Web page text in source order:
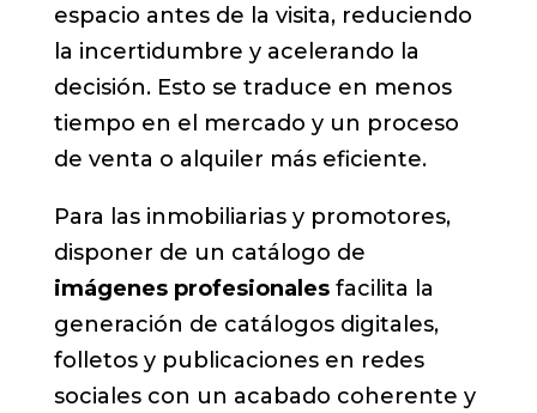
espacio antes de la visita, reduciendo
la incertidumbre y acelerando la
decisión. Esto se traduce en menos
tiempo en el mercado y un proceso
de venta o alquiler más eficiente.
Para las inmobiliarias y promotores,
disponer de un catálogo de
imágenes profesionalesfacilita la
generación de catálogos digitales,
folletos y publicaciones en redes
sociales con un acabado coherente y